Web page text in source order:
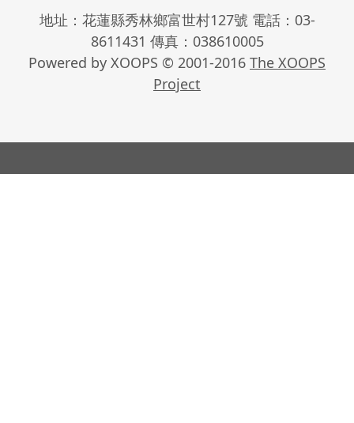
地址：花蓮縣秀林鄉富世村127號 電話：03-
8611431 傳真：038610005
Powered by XOOPS © 2001-2016 The XOOPS
Project